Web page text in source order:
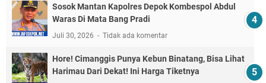
Sosok Mantan Kapolres Depok Kombespol Abdul
Waras Di Mata Bang Pradi
Juli 30, 2026 Tidak ada komentar
Hore! Cimanggis Punya Kebun Binatang, Bisa Lihat
Harimau Dari Dekat! Ini Harga Tiketnya